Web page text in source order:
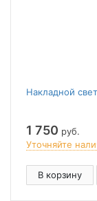
Накладной
1 750 руб.
Уточняйте
В корзину